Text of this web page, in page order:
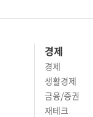
경제
경제
생활경제
금융/증권
재테크